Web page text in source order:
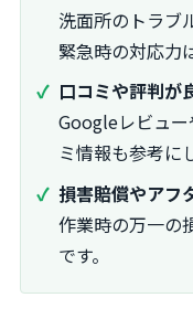
洗面所のトラブ
緊急時の対応力
口コミや評判が
Googleレビュ
ミ情報も参考に
損害賠償やアフ
作業時の万一の
です。